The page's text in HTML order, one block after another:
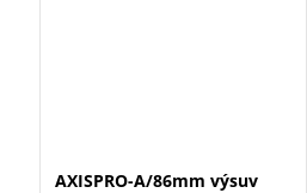
AXISPRO-A/86mm výsuv